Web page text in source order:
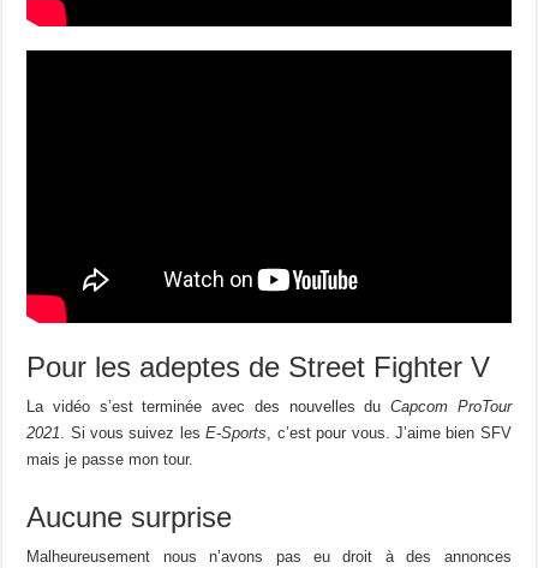
Pour les adeptes de Street Fighter V
La vidéo s’est terminée avec des nouvelles duCapcom ProTour
2021. Si vous suivez lesE-Sports, c’est pour vous. J’aime bien SFV
mais je passe mon tour.
Aucune surprise
Malheureusement nous n’avons pas eu droit à des annonces